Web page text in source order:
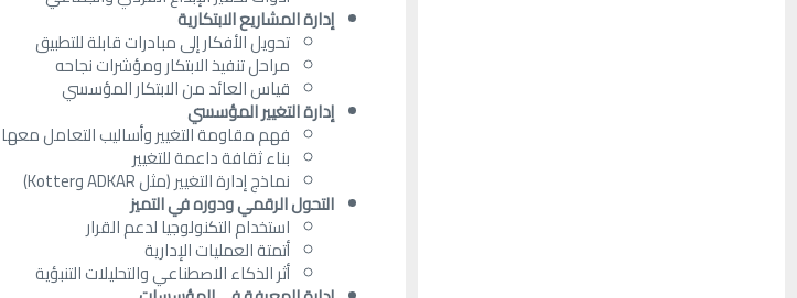
إدارة المشاريع الابتكارية
تحويل الأفكار إلى مبادرات قابلة للتطبيق
مراحل تنفيذ الابتكار ومؤشرات نجاحه
قياس العائد من الابتكار المؤسسي
إدارة التغيير المؤسسي
فهم مقاومة التغيير وأساليب التعامل معها
بناء ثقافة داعمة للتغيير
نماذج إدارة التغيير (مثل ADKAR وKotter)
التحول الرقمي ودوره في التميز
استخدام التكنولوجيا لدعم القرار
أتمتة العمليات الإدارية
أثر الذكاء الاصطناعي والتحليلات التنبؤية